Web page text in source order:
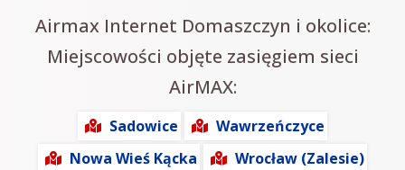
Airmax Internet Domaszczyn i okolice:
Miejscowości objęte zasięgiem sieci
AirMAX:
Sadowice
Wawrzeńczyce
Nowa Wieś Kącka
Wrocław (Zalesie)